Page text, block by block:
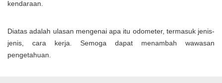
kendaraan.
Diatas adalah ulasan mengenai apa itu odometer, termasuk jenis-
jenis, cara kerja. Semoga dapat menambah wawasan
pengetahuan.